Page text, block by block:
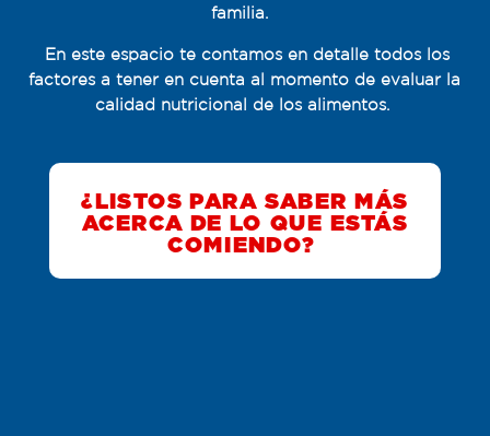
familia.
En este espacio te contamos en detalle todos los
factores a tener en cuenta al momento de evaluar la
calidad nutricional de los alimentos.
¿LISTOS PARA SABER MÁS
ACERCA DE LO QUE ESTÁS
COMIENDO?